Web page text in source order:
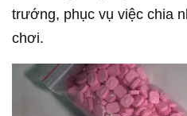
trướng, phục vụ việc chia
chơi.